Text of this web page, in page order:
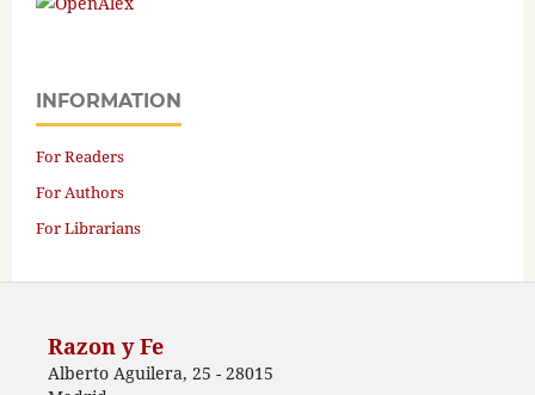
INFORMATION
For Readers
For Authors
For Librarians
Razon y Fe
Alberto Aguilera, 25 - 28015